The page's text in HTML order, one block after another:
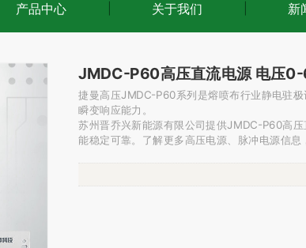
产品中心 关于我们 新
JMDC-P60高压直流电源 电压
捷曼高压JMDC-P60系列是熔喷布行业静电驻
瞬变响应能力。
苏州晋乔兴新能源有限公司提供JMDC-P60高
能稳定可靠。了解更多高压电源、脉冲电源信息